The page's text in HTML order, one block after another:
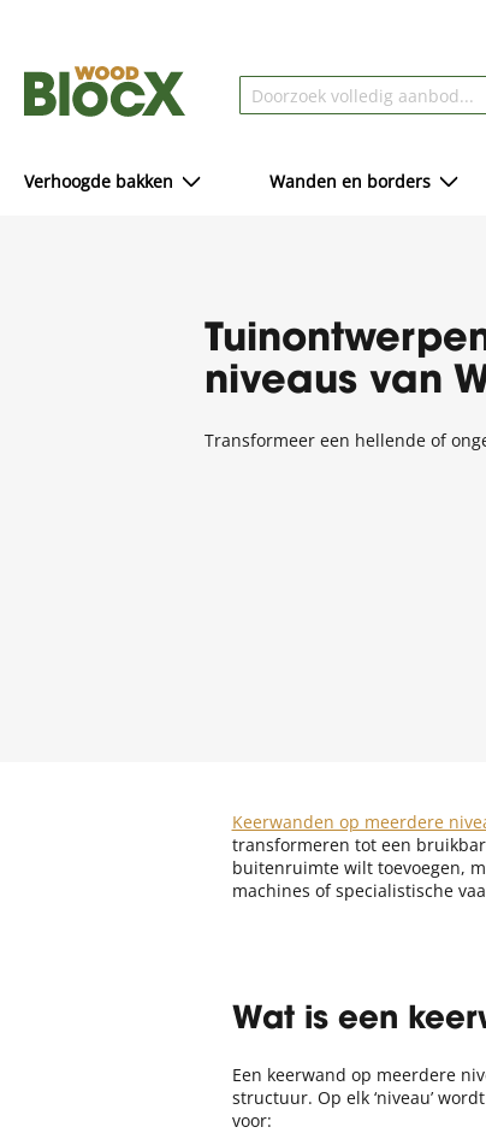
Verhoogde bakken Wanden en borders
niveaus van
Transformeer een hellende of
Keerwanden op meerdere
transformeren tot een
buitenruimte wilt toevoegen,
machines of specialistische
Wat is een
Een keerwand op meerdere
structuur. Op elk ‘niveau’
voor: